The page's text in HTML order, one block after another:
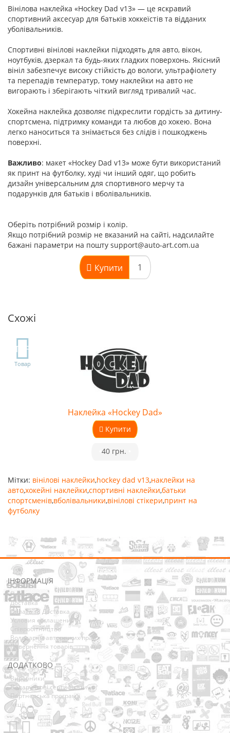
Вінілова наклейка «Hockey Dad v13» — це яскравий
спортивний аксесуар для батьків хоккеїстів та відданих
уболівальників.
Спортивні вінілові наклейки підходять для авто, вікон,
ноутбуків, дзеркал та будь-яких гладких поверхонь. Якісний
вініл забезпечує високу стійкість до вологи, ультрафіолету
та перепадів температур, тому наклейки на авто не
вигорають і зберігають чіткий вигляд тривалий час.
Хокейна наклейка дозволяє підкреслити гордість за дитину-
спортсмена, підтримку команди та любов до хокею. Вона
легко наноситься та знімається без слідів і пошкоджень
поверхні.
Важливо: макет «Hockey Dad v13» може бути використаний
як принт на футболку, худі чи інший одяг, що робить
дизайн універсальним для спортивного мерчу та
подарунків для батьків і вболівальників.
Оберіть потрібний розмір і колір.
Якщо потрібний розмір не вказаний на сайті, надсилайте
бажані параметри на пошту support@auto-art.com.ua
Купити
Схожі
TOP
Товар
Наклейка «Hockey Dad»
Купити
40 грн.
Мітки: вінілові наклейки,hockey dad v13,наклейки на
авто,хокейні наклейки,спортивні наклейки,батьки
спортсменів,вболівальники,вінілові стікери,принт на
футболку
ІНФОРМАЦІЯ
Про нас
Доставка
Оплата та Доставка
Условия соглашения
Співробітництво
Володарям авторських прав
Повернення товарів
ДОДАТКОВО
Виробники
Подарункові сертифікати
Партнерська програма
Акції